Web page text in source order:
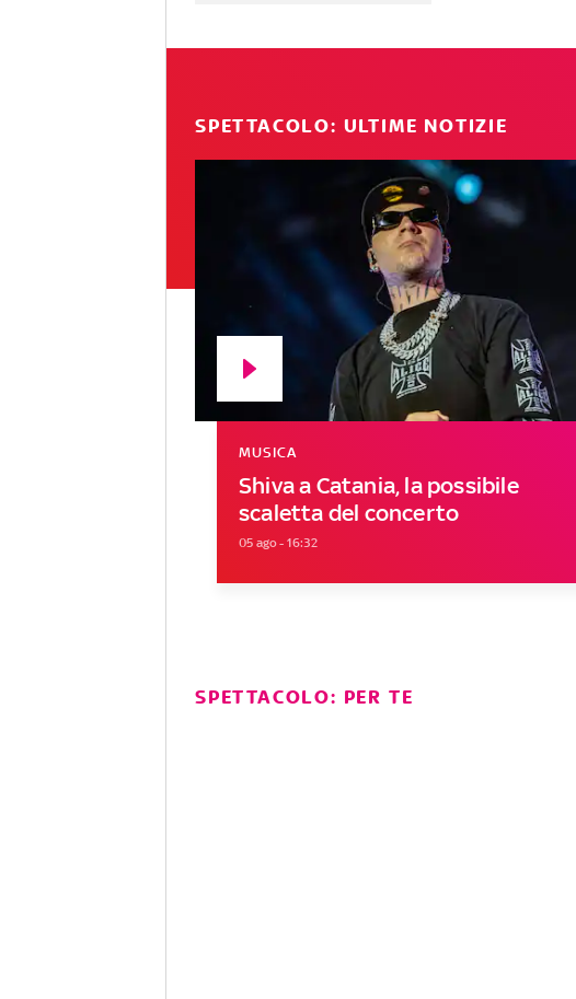
SPETTACOLO: ULTIME NOTIZIE
Shiva a Catania, la possibile
scaletta del concerto
MUSICA
05 ago - 16:32
SPETTACOLO: PER TE